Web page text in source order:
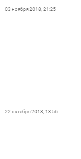
03 ноября 2018, 21:25
22 октября 2018, 13:56